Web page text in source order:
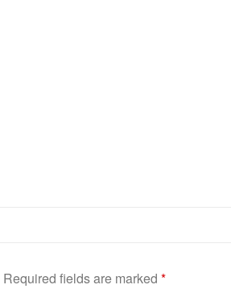
Required fields are marked *